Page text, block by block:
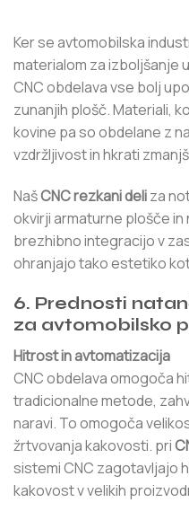
Ker se avtomobilska
materialom za izboljšanje
CNC obdelava vse bolj
zunanjih plošč. Materiali,
kovine pa so obdelane z
vzdržljivost in hkrati
NašCNC rezkani deliza
okvirji armaturne plošče
brezhibno integracijo v
ohranjajo tako estetiko
6. Prednosti
za avtomobilsko
Hitrost in avtomatizacija
CNC obdelava omogoča
tradicionalne metode,
naravi. To omogoča
žrtvovanja kakovosti. pri
sistemi CNC zagotavljajo
kakovost v velikih